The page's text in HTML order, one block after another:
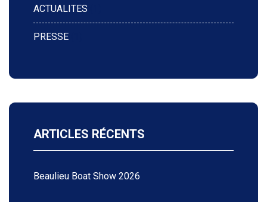
ACTUALITES
PRESSE
ARTICLES RÉCENTS
Beaulieu Boat Show 2026